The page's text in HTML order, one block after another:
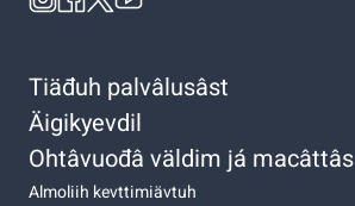
Tiäđuh palvâlusâst
Äigikyevdil
Ohtâvuođâ väldim já macâttâs
Almoliih kevttimiävtuh